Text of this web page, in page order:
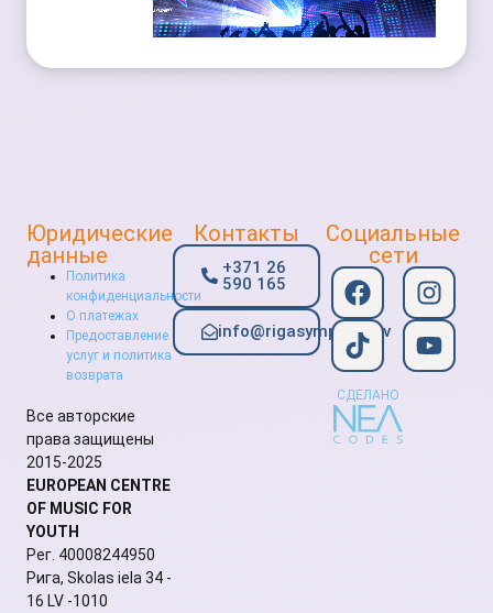
Юридические
данные
Политика
конфиденциальности
О платежах
Предоставление
услуг и политика
возврата
Все авторские
права защищены
2015-2025
EUROPEAN CENTRE
OF MUSIC FOR
YOUTH
Рег. 40008244950
Рига, Skolas iela 34 -
16 LV -1010
Контакты
+371 26
590 165
info@rigasymphony.lv
Социальные
сети
СДЕЛАНО